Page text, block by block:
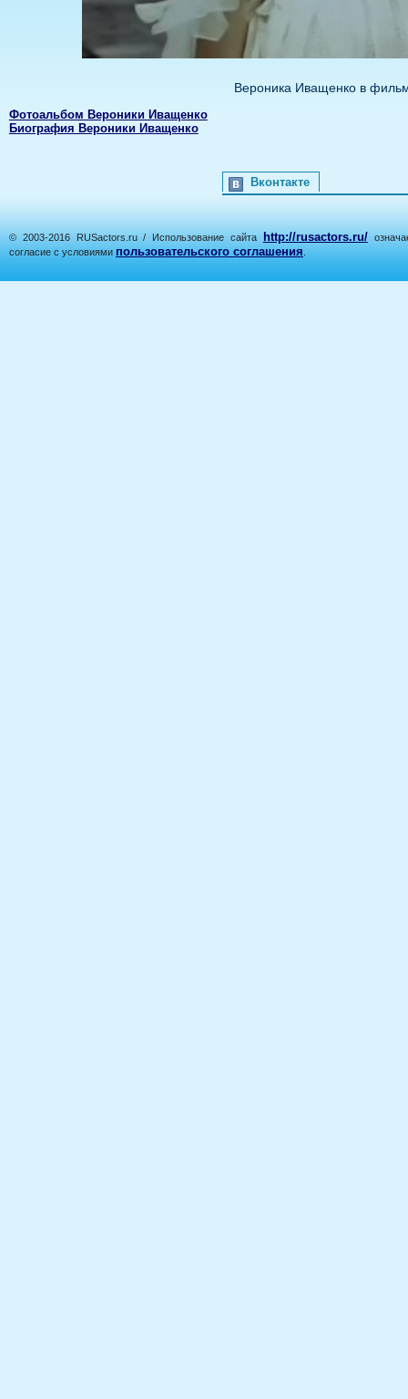
Вероника Иващенко в
Фотоальбом Вероники Иващенко
Биография Вероники Иващенко
Вконтакте
© 2003-2016 RUSactors.ru / Использование сайта http://rusactors.ru/
согласие с условиями пользовательского соглашения